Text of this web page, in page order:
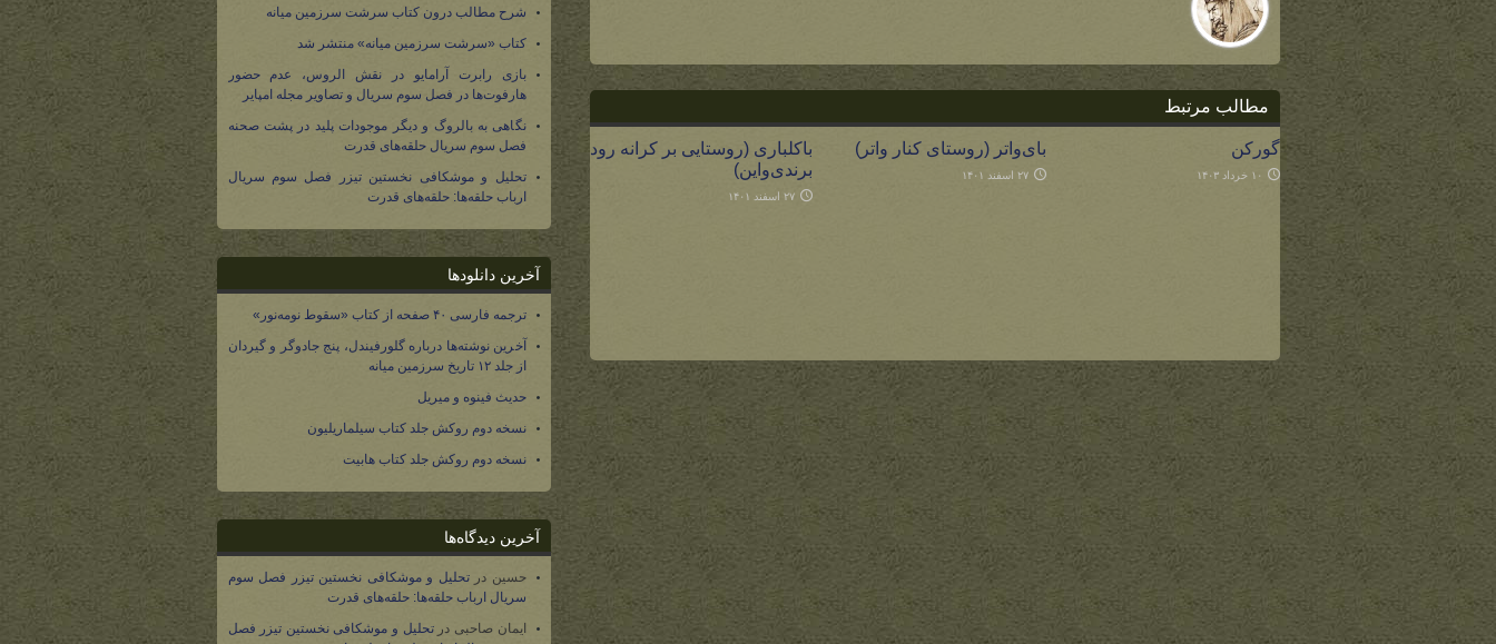
مطالب مرتبط
گورکن
۱۰ خرداد ۱۴۰۳
بای‌واتر (روستای کنار واتر)
۲۷ اسفند ۱۴۰۱
باکلباری (روستایی بر کرانه رود
برندی‌واین)
۲۷ اسفند ۱۴۰۱
شرح مطالب درون کتاب سرشت سرزمین میانه
کتاب «سرشت سرزمین میانه» منتشر شد
بازی رابرت آرامایو در نقش الروس، عدم حضور
هارفوت‌ها در فصل سوم سریال و تصاویر مجله امپایر
نگاهی به بالروگ و دیگر موجودات پلید در پشت صحنه
فصل سوم سریال حلقه‌های قدرت
تحلیل و موشکافی نخستین تیزر فصل سوم سریال
ارباب حلقه‌ها: حلقه‌های قدرت
آخرین دانلودها
ترجمه فارسی ۴۰ صفحه از کتاب «سقوط نومه‌نور»
آخرین نوشته‌ها درباره گلورفیندل، پنج جادوگر و گیردان
از جلد ۱۲ تاریخ سرزمین میانه
حدیث فینوه و میریل
نسخه دوم روکش جلد کتاب سیلماریلیون
نسخه دوم روکش جلد کتاب هابیت
آخرین دیدگاه‌ها
حسین درتحلیل و موشکافی نخستین تیزر فصل سوم
سریال ارباب حلقه‌ها: حلقه‌های قدرت
ایمان صاحبی درتحلیل و موشکافی نخستین تیزر فصل